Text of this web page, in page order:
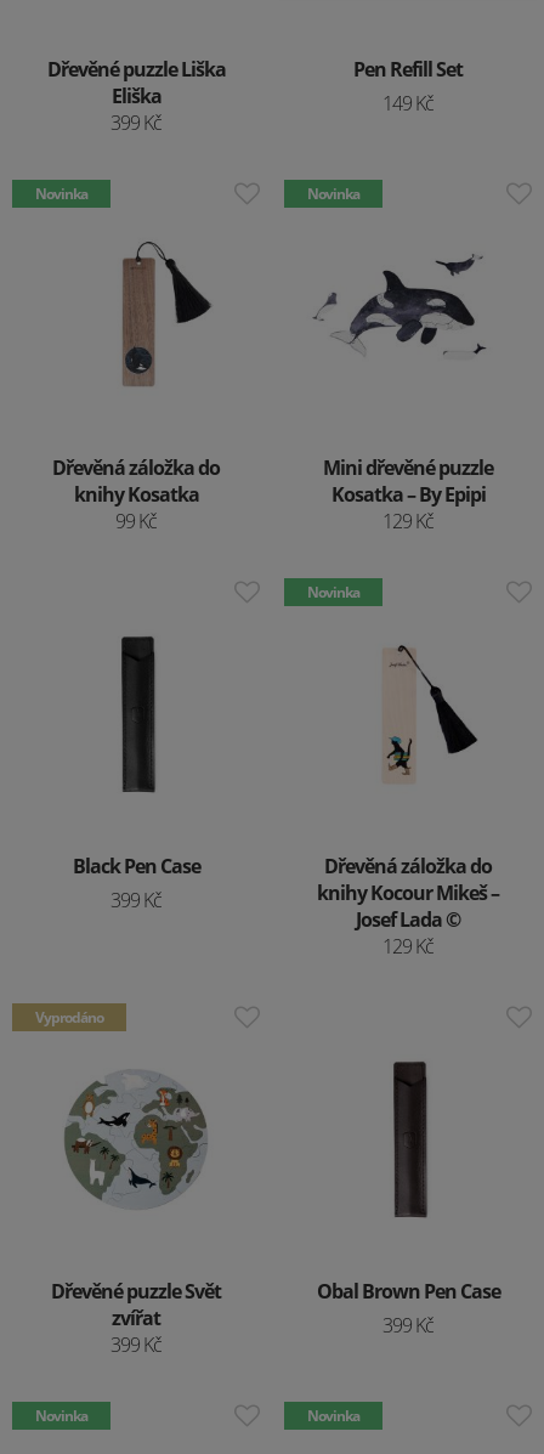
Dřevěné puzzle Liška
Eliška
399 Kč
Pen Refill Set
149 Kč
Novinka
Dřevěná záložka do
knihy Kosatka
99 Kč
Novinka
Mini dřevěné puzzle
Kosatka – By Epipi
129 Kč
Black Pen Case
399 Kč
Novinka
Dřevěná záložka do
knihy Kocour Mikeš –
Josef Lada ©
129 Kč
Vyprodáno
Dřevěné puzzle Svět
zvířat
399 Kč
Obal Brown Pen Case
399 Kč
Novinka Novinka